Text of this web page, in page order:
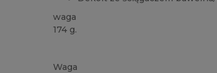
waga
174 g.
Waga